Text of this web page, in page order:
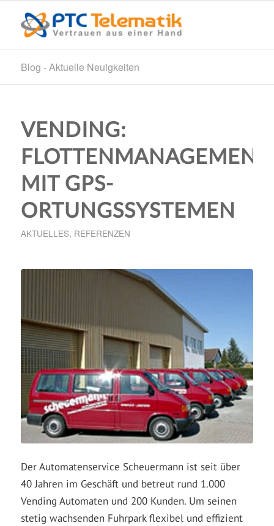
Blog - Aktuelle Neuigkeiten
VENDING:
FLOTTENMANAGEMENT
MIT GPS-
ORTUNGSSYSTEMEN
AKTUELLES, REFERENZEN
Der Automatenservice Scheuermann ist seit über
40 Jahren im Geschäft und betreut rund 1.000
Vending Automaten und 200 Kunden. Um seinen
stetig wachsenden Fuhrpark flexibel und effizient